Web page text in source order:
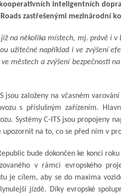
inteligentních
zastřešenými mezinárodní
již na několika místech, mj. právě i
užitečné například i ve zvýšení
městech a zvýšení bezpečnosti
jsou založeny na včasném
s příslušným zařízením.
Systémy C-ITS jsou propojeny
na to, co se před ním v
bude dokončen ke konci
v rámci evropského
je cílem, aby se do maxima
jízdě. Díky evropské